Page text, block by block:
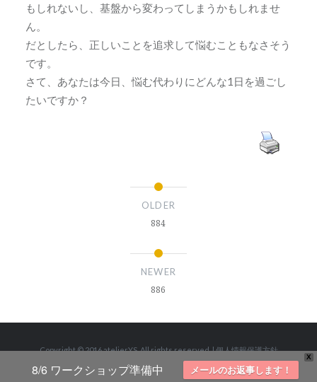
もしれないし、基盤から変わってしまうかもしれませ
ん。
だとしたら、正しいことを追求して悩むこともなさそう
です。
さて、あなたは今日、悩む代わりにどんな1日を過ごし
たいですか？
OLDER
884
NEWER
886
Copyright © 2016 atelierYS. All rights reserved.|個人情報保護方針
Theme: Dyad byWordPress.com.
X
8/6 ワークショップ準備中 メールのお返事します！